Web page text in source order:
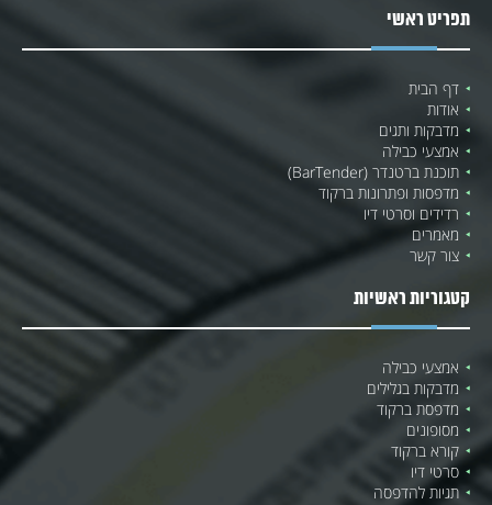
תפריט ראשי
דף הבית
אודות
מדבקות ותגים
אמצעי כבילה
תוכנת ברטנדר (BarTender)
מדפסות ופתרונות ברקוד
רדידים וסרטי דיו
מאמרים
צור קשר
קטגוריות ראשיות
אמצעי כבילה
מדבקות בגלילים
מדפסת ברקוד
מסופונים
קורא ברקוד
סרטי דיו
תגיות להדפסה